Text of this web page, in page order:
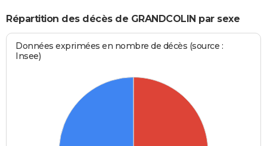
Répartition des décès de GRANDCOLIN par sexe
Données exprimées en nombre de décès (source :
Insee)